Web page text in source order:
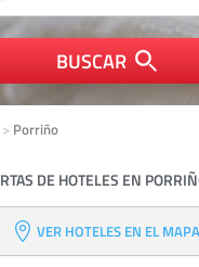
BUSCAR
Porriño
DE HOTELES EN
VER HOTELES EN EL MAPA